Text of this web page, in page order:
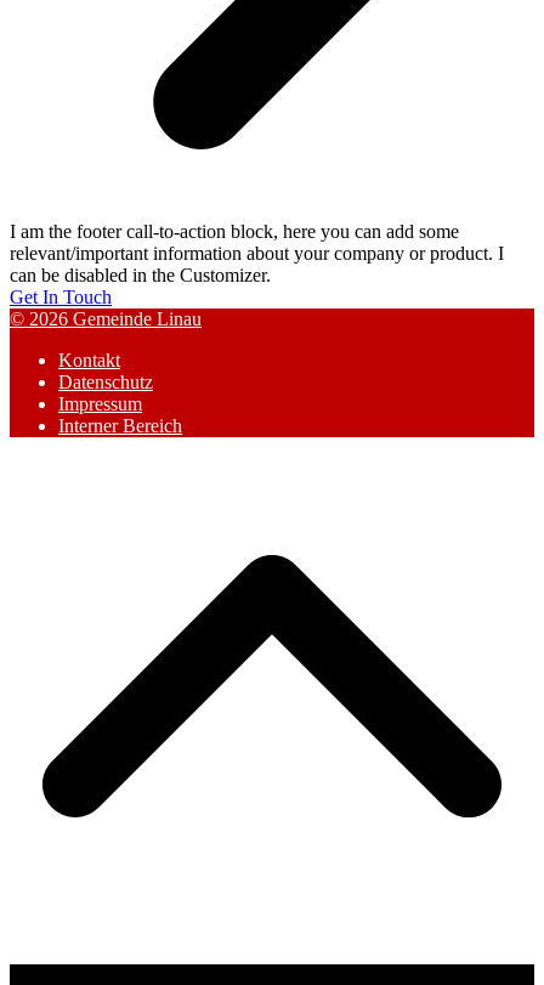
I am the footer call-to-action block, here you can add some
relevant/important information about your company or product. I
can be disabled in the Customizer.
Get In Touch
© 2026 Gemeinde Linau
Kontakt
Datenschutz
Impressum
Interner Bereich